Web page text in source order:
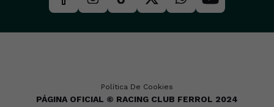
Política De Cookies
PÁGINA OFICIAL © RACING CLUB FERROL 2024